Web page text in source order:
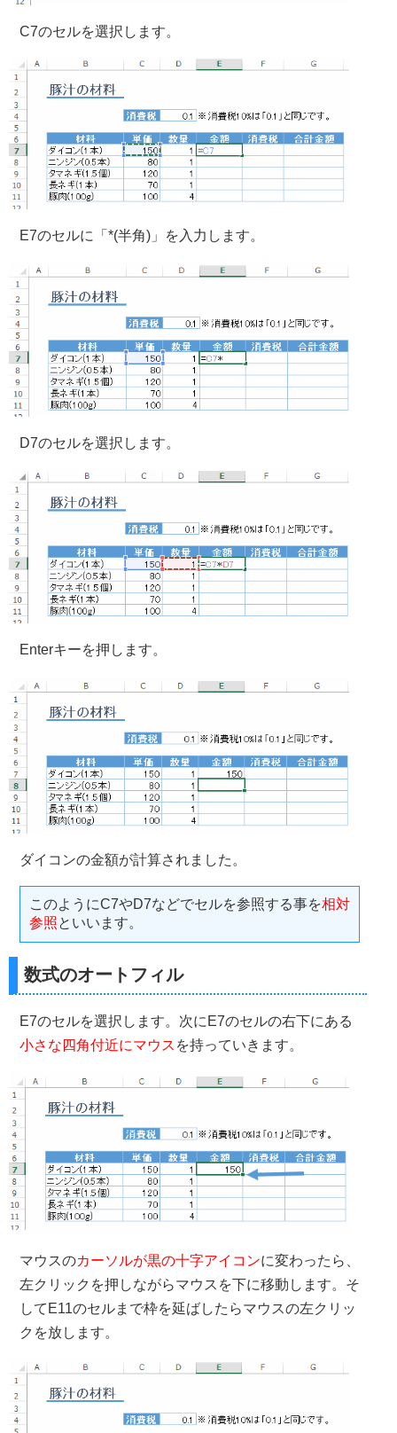
C7のセルを選択します。
E7のセルに「*(半角)」を入力します。
D7のセルを選択します。
Enterキーを押します。
ダイコンの金額が計算されました。
このようにC7やD7などでセルを参照する事を相対
参照といいます。
数式のオートフィル
E7のセルを選択します。次にE7のセルの右下にある
小さな四角付近にマウス を持っていきます。
マウスのカーソルが黒の十字アイコンに変わったら、
左クリックを押しながらマウスを下に移動します。そ
してE11のセルまで枠を延ばしたらマウスの左クリッ
クを放します。